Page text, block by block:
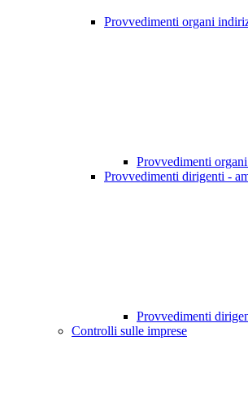
Provvedimenti organi
Provvedimenti
Provvedimenti dirigenti -
Provvedimenti
Controlli sulle imprese